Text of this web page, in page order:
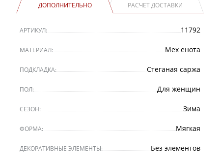
ДОПОЛНИТЕЛЬНО РАСЧЕТ ДОСТАВКИ
АРТИКУЛ: 11792
МАТЕРИАЛ: Мех енота
ПОДКЛАДКА: Стеганая саржа
ПОЛ: Для женщин
СЕЗОН: Зима
ФОРМА: Мягкая
ДЕКОРАТИВНЫЕ ЭЛЕМЕНТЫ: Без элементов